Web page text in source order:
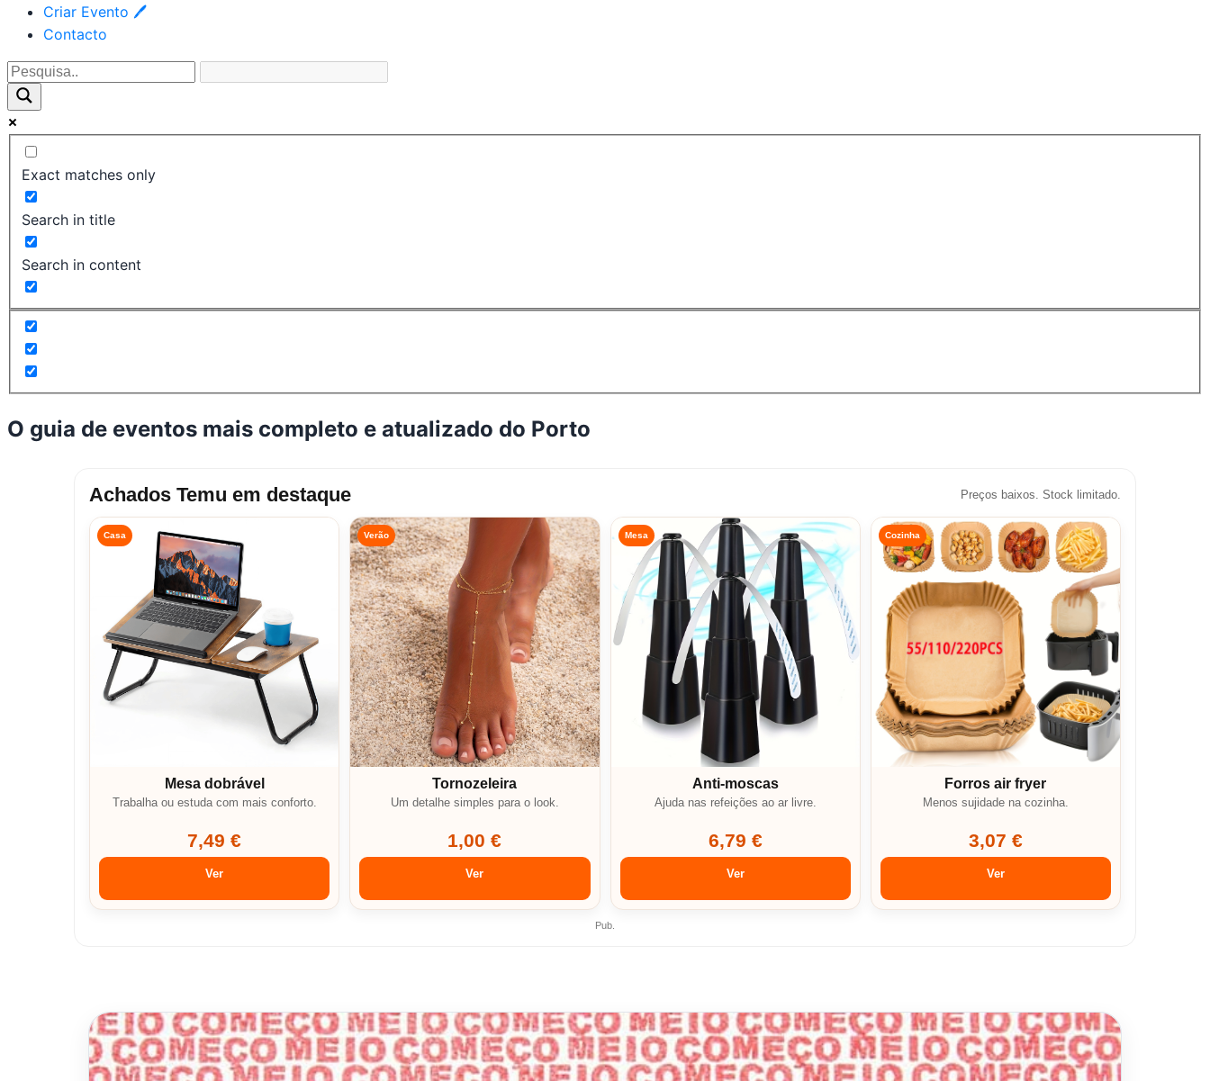
Criar Evento 🖊
Contacto
Exact matches only
Search in title
Search in content
O guia de eventos mais completo e atualizado do Porto
Achados Temu em destaque Preços baixos. Stock limitado.
Casa
Mesa dobrável
Trabalha ou estuda com mais conforto.
7,49 €
Ver
Verão
Tornozeleira
Um detalhe simples para o look.
1,00 €
Ver
Mesa
Anti-moscas
Ajuda nas refeições ao ar livre.
6,79 €
Ver
Cozinha
Forros air fryer
Menos sujidade na cozinha.
3,07 €
Ver
Pub.